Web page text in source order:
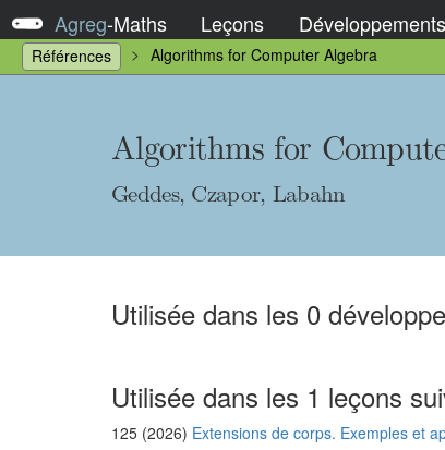
Agreg-Maths Leçons Développements
Références Algorithms for Computer Algebra
Algorithms for
Geddes, Czapor, Labahn
Utilisée dans les 0
Utilisée dans les 1 leçons
125 (2026) Extensions de corps. Exemples et